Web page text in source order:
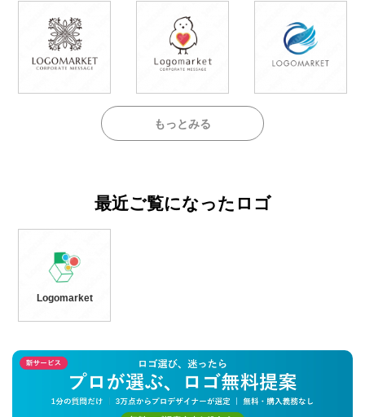
もっとみる
最近ご覧になったロゴ
Logomarket